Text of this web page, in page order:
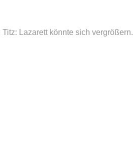
Lazarett könnte sich vergrößern.